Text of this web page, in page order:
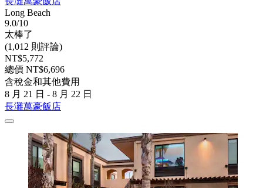
Long Beach
9.0/10
太棒了
(1,012 則評論)
NT$5,772
總價 NT$6,696
含稅金和其他費用
8 月 21 日 - 8 月 22 日
長灘萬豪飯店